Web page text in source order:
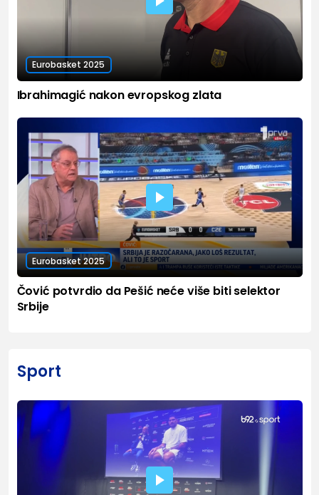
Eurobasket 2025
Ibrahimagić nakon evropskog zlata
Eurobasket 2025
Čović potvrdio da Pešić neće više biti selektor
Srbije
Sport